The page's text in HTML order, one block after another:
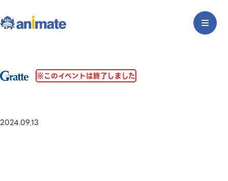
※このイベントは終了しました
2024.09.13